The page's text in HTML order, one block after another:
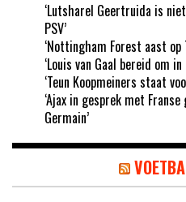
‘Lutsharel Geertruida is
PSV’
‘Nottingham Forest aast
‘Louis van Gaal bereid om
‘Teun Koopmeiners staat
‘Ajax in gesprek met
Germain’